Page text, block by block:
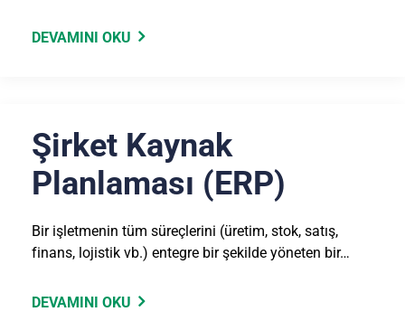
DEVAMINI OKU
Şirket Kaynak
Planlaması (ERP)
Bir işletmenin tüm süreçlerini (üretim, stok, satış,
finans, lojistik vb.) entegre bir şekilde yöneten bir…
DEVAMINI OKU